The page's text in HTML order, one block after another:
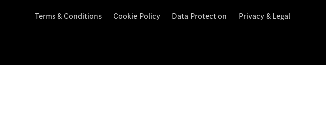
Terms & Conditions Cookie Policy Data Protection Privacy & Legal